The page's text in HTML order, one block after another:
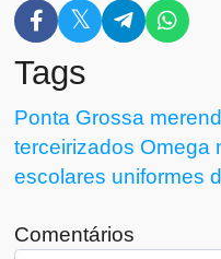
Tags
Ponta Grossa
terceirizados Omega
escolares uniformes
Comentários